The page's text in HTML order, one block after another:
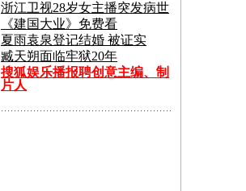
浙江卫视28岁女主播突发病世
《建国大业》免费看
夏雨袁泉登记结婚 被证实
臧天朔面临牢狱20年
搜狐娱乐播报聘创意主编、制
片人